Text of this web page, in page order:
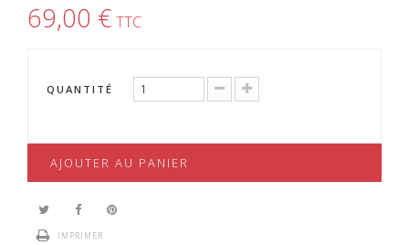
69,00 € TTC
QUANTITÉ
AJOUTER AU PANIER
IMPRIMER